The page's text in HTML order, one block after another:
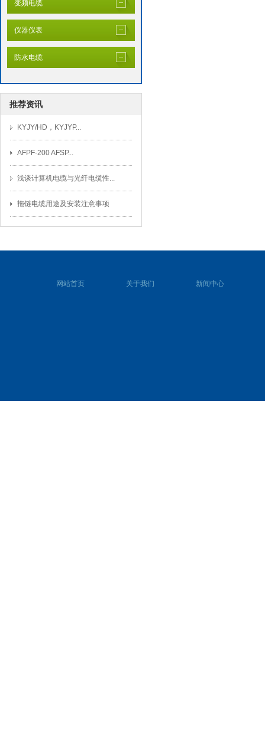
变频电缆
仪器仪表
防水电缆
推荐资讯
KYJY/HD，KYJYP...
AFPF-200 AFSP...
浅谈计算机电缆与光纤电缆性...
拖链电缆用途及安装注意事项
网站首页 关于我们 新闻中心